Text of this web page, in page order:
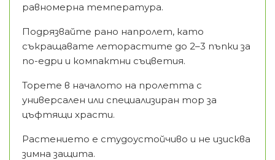
равномерна температура.
Подрязвайте рано напролет, като
съкращавате леторастите до 2–3 пъпки за
по-едри и компактни съцветия.
Торете в началото на пролетта с
универсален или специализиран тор за
цъфтящи храсти.
Растението е студоустойчиво и не изисква
зимна защита.